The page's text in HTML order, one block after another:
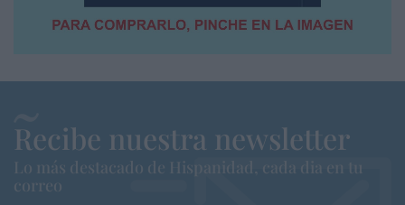
Recibe nuestra newsletter
Lo más destacado de Hispanidad, cada dia en tu
correo